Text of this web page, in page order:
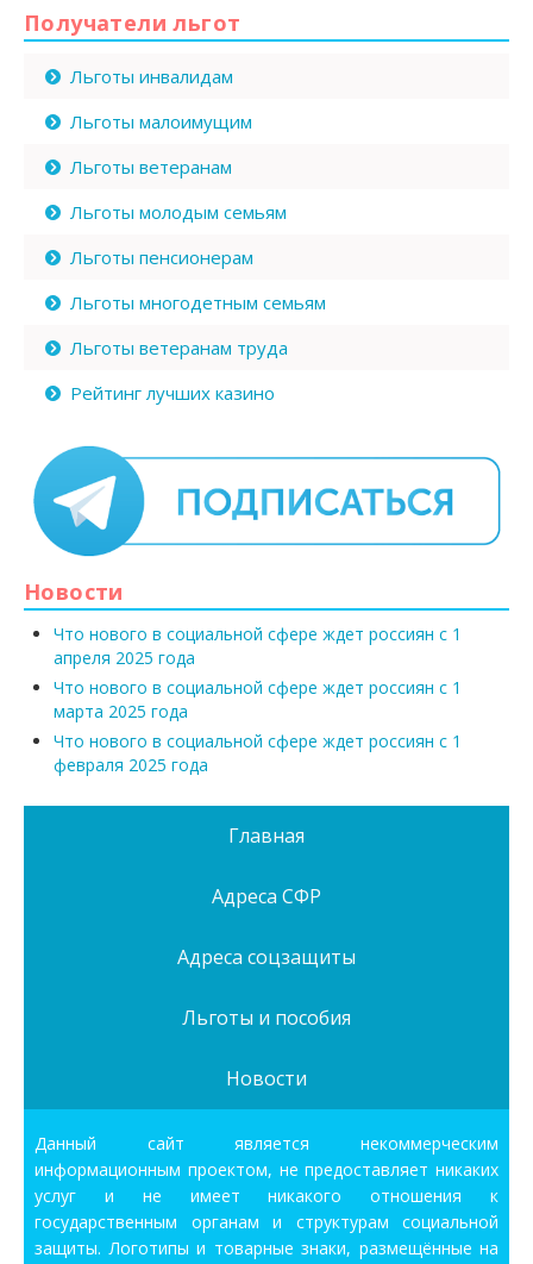
Получатели льгот
Льготы инвалидам
Льготы малоимущим
Льготы ветеранам
Льготы молодым семьям
Льготы пенсионерам
Льготы многодетным семьям
Льготы ветеранам труда
Рейтинг лучших казино
Новости
Что нового в социальной сфере ждет россиян с 1
апреля 2025 года
Что нового в социальной сфере ждет россиян с 1
марта 2025 года
Что нового в социальной сфере ждет россиян с 1
февраля 2025 года
Главная
Адреса СФР
Адреса соцзащиты
Льготы и пособия
Новости
Данный сайт является некоммерческим
информационным проектом, не предоставляет никаких
услуг и не имеет никакого отношения к
государственным органам и структурам социальной
защиты. Логотипы и товарные знаки, размещённые на